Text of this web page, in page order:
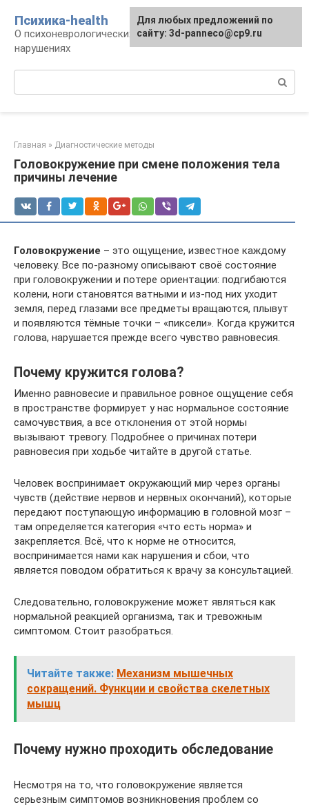
контенту
Психика-health
О психоневрологических патологиях и
нарушениях
Главная » Диагностические методы
Головокружение при смене положения тела
причины лечение
Головокружение – это ощущение, известное каждому
человеку. Все по-разному описывают своё состояние
при головокружении и потере ориентации: подгибаются
колени, ноги становятся ватными и из-под них уходит
земля, перед глазами все предметы вращаются, плывут
и появляются тёмные точки – «пиксели». Когда кружится
голова, нарушается прежде всего чувство равновесия.
Почему кружится голова?
Именно равновесие и правильное ровное ощущение себя
в пространстве формирует у нас нормальное состояние
самочувствия, а все отклонения от этой нормы
вызывают тревогу. Подробнее о причинах потери
равновесия при ходьбе читайте в другой статье.
Человек воспринимает окружающий мир через органы
чувств (действие нервов и нервных окончаний), которые
передают поступающую информацию в головной мозг –
там определяется категория «что есть норма» и
закрепляется. Всё, что к норме не относится,
воспринимается нами как нарушения и сбои, что
является поводом обратиться к врачу за консультацией.
Следовательно, головокружение может являться как
нормальной реакцией организма, так и тревожным
симптомом. Стоит разобраться.
Читайте также: Механизм мышечных
сокращений. Функции и свойства скелетных
мышц
Почему нужно проходить обследование
Несмотря на то, что головокружение является
серьезным симптомов возникновения проблем со
Для любых предложений по
сайту: 3d-panneco@cp9.ru